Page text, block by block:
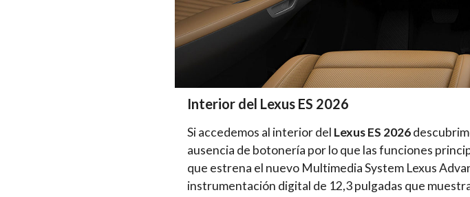
Interior del Lexus ES 2026
Si accedemos al interior del Lexus ES 2026
ausencia de botonería por lo que las funciones
que estrena el nuevo Multimedia System Lexus
instrumentación digital de 12,3 pulgadas que